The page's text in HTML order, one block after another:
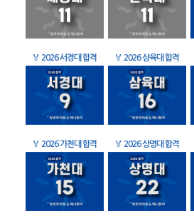
🏅 2026 서경대 합격 🏅 2026 삼육대 합격
🏅 2026 가천대 합격 🏅 2026 상명대 합격